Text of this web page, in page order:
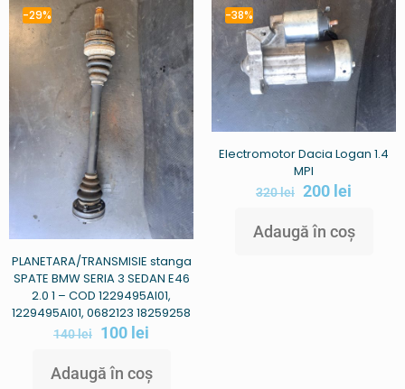
-29%
PLANETARA/TRANSMISIE stanga
SPATE BMW SERIA 3 SEDAN E46
2.0 1 – COD 1229495AI01,
1229495AI01, 0682123 18259258
140lei 100 lei
Adaugă în coș
-38%
Electromotor Dacia Logan 1.4
MPI
320lei 200 lei
Adaugă în coș